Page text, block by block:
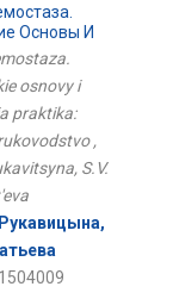
Основы И
Практика:
osnovy i
praktika:
,
S.V.